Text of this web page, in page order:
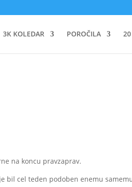
3K KOLEDAR POROČILA
na koncu pravzaprav.
bil cel teden podoben enemu